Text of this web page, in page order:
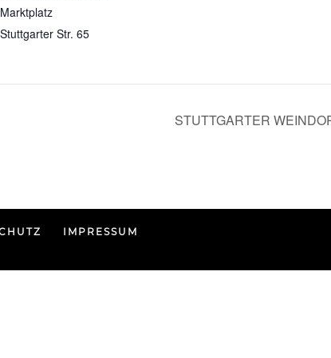
Marktplatz
Stuttgarter Str. 65
STUTTGARTER
IMPRESSUM